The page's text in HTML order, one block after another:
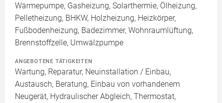
Wärmepumpe, Gasheizung, Solarthermie, Ölheizung,
Pelletheizung, BHKW, Holzheizung, Heizkörper,
Fußbodenheizung, Badezimmer, Wohnraumlüftung,
Brennstoffzelle, Umwälzpumpe
ANGEBOTENE TÄTIGKEITEN
Wartung, Reparatur, Neuinstallation / Einbau,
Austausch, Beratung, Einbau von vorhandenem
Neugerät, Hydraulischer Abgleich, Thermostat,